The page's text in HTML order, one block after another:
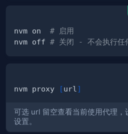
nvm on # 启用
nvm off # 关闭 - 不会执行任
nvm proxy [url ]
可选 url 留空查看当前使用代理
设置。